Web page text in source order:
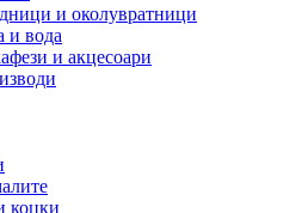
и околувратници
и вода
и акцесоари
коцки